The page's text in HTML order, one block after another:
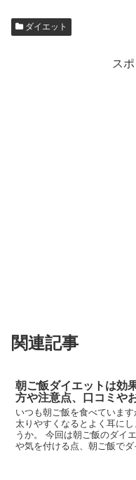
ダイエット
ス
関連記事
朝ご飯ダイエットは効
方や注意点、口コミや
いつも朝ご飯を食べていま
太りやすくなるとよく耳に
うか。 今回は朝ご飯のダイ
や気を付ける点、朝ご飯でダ